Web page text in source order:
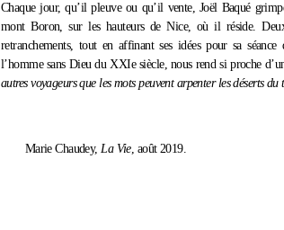
Chaque jour, qu’il pleuve ou qu’il vente, Joël Baqué
mont Boron, sur les hauteurs de Nice, où il réside.
retranchements, tout en affinant ses idées pour sa
l’homme sans Dieu du XXIe siècle, nous rend si proche
autres voyageurs que les mots peuvent arpenter les déserts du
Marie Chaudey,La Vie, août 2019.